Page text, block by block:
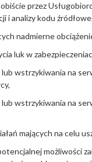
przez
i analizy kodu
nadmierne
luk w
wstrzykiwania na
wstrzykiwania na
mających na celu
możliwości